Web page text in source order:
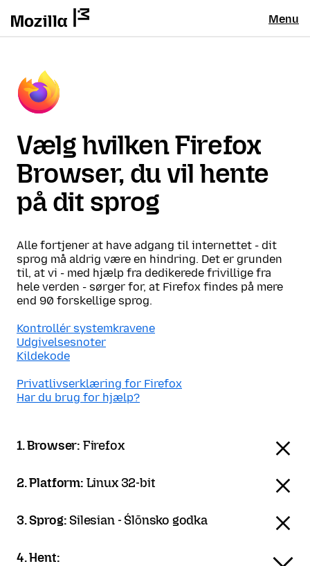
Menu
Vælg hvilken Firefox
Browser, du vil hente
på dit sprog
Alle fortjener at have adgang til internettet - dit
sprog må aldrig være en hindring. Det er grunden
til, at vi - med hjælp fra dedikerede frivillige fra
hele verden - sørger for, at Firefox findes på mere
end 90 forskellige sprog.
Kontrollér systemkravene
Udgivelsesnoter
Kildekode
Privatlivserklæring for Firefox
Har du brug for hjælp?
1. Browser: Firefox
2. Platform: Linux 32-bit
3. Sprog: Silesian - Ślōnsko godka
4. Hent: